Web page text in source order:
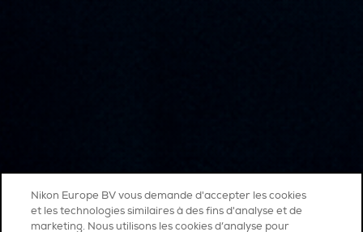
Nikon Europe BV vous demande d'accepter les cookies
et les technologies similaires à des fins d'analyse et de
marketing. Nous utilisons les cookies d’analyse pour